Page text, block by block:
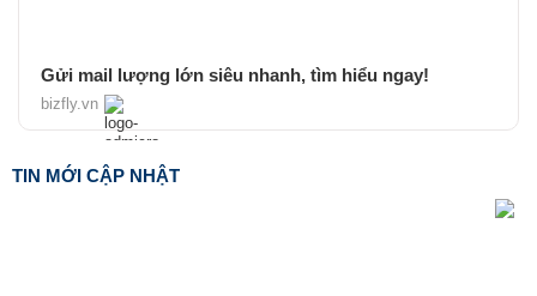
Gửi mail lượng lớn siêu nhanh, tìm hiểu ngay!
bizfly.vn
TIN MỚI CẬP NHẬT